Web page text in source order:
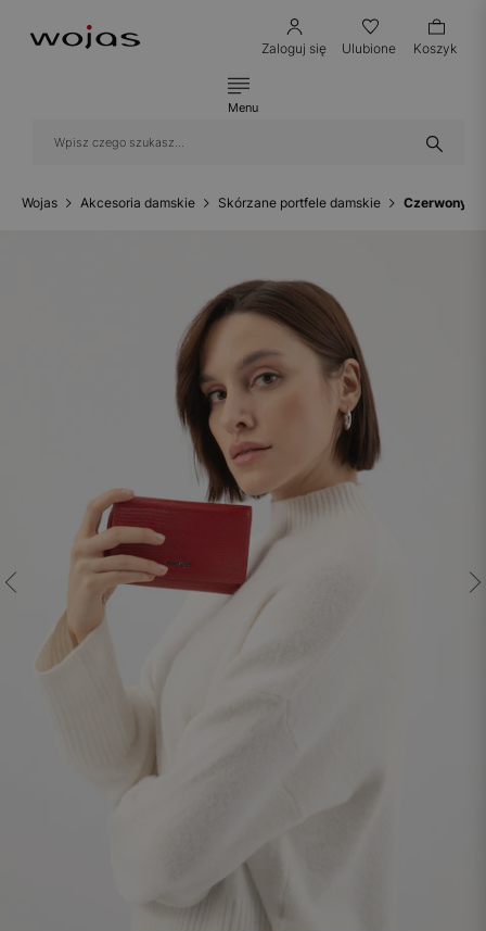
Zaloguj się Ulubione Koszyk
Menu
Wojas Akcesoria damskie Skórzane portfele damskie Czerwony